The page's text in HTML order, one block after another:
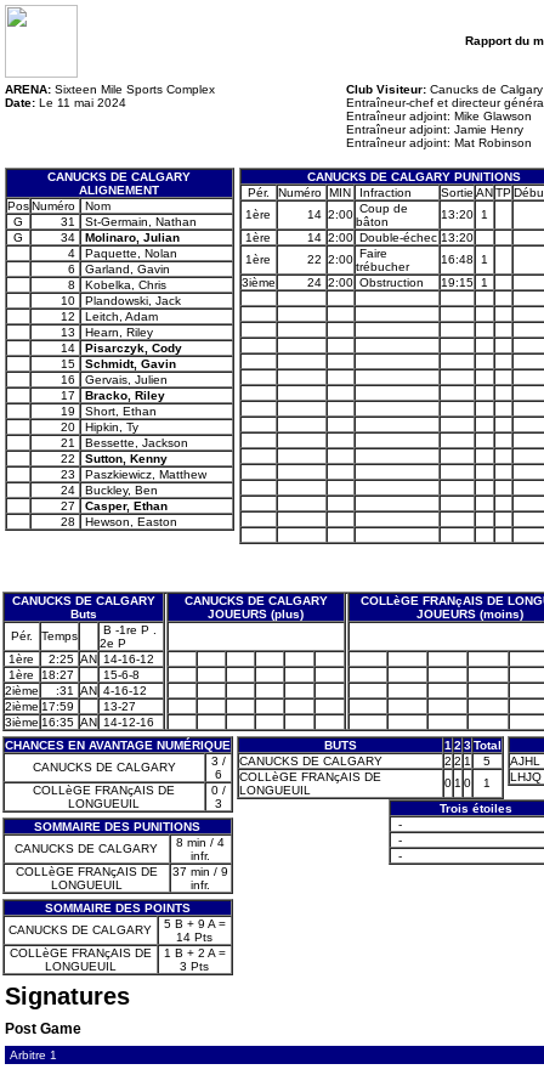
Rapport du
ARENA: Sixteen Mile Sports Complex
Date: Le 11 mai 2024
Club Visiteur: Canucks de Calgary
Entraîneur-chef et directeur
Entraîneur adjoint: Mike Glawson
Entraîneur adjoint: Jamie Henry
Entraîneur adjoint: Mat Robinson
CANUCKS DE CALGARY
ALIGNEMENT
PosNuméro
Nom
G
31
St-Germain, Nathan
G
34
Molinaro, Julian
4
Paquette, Nolan
6
Garland, Gavin
8
Kobelka, Chris
10
Plandowski, Jack
12
Leitch, Adam
13
Hearn, Riley
14
Pisarczyk, Cody
15
Schmidt, Gavin
16
Gervais, Julien
17
Bracko, Riley
19
Short, Ethan
20
Hipkin, Ty
21
Bessette, Jackson
22
Sutton, Kenny
23
Paszkiewicz, Matthew
24
Buckley, Ben
27
Casper, Ethan
28
Hewson, Easton
CANUCKS DE CALGARY PUNITIONS
Pér.
Numéro MIN Infraction Sortie ANTP
1ère
14 2:00 Coup de
bâton
13:20
1
1ère
14 2:00 Double-échec 13:20
1ère
22 2:00 Faire
trébucher
16:48
1
3ième
24 2:00 Obstruction 19:15 1
CANUCKS DE CALGARY
Buts
CANUCKS DE CALGARY
JOUEURS (plus)
COLLèGE FRANçAIS DE
JOUEURS (moins)
Pér.
Temps
B -1re P .
2e P
1ère
2:25 AN 14-16-12
1ère
18:27
15-6-8
2ième
:31 AN 4-16-12
2ième 17:59
13-27
3ième 16:35 AN 14-12-16
CHANCES EN AVANTAGE NUMÉRIQUE
CANUCKS DE CALGARY
3 /
6
COLLèGE FRANçAIS DE
LONGUEUIL
0 /
3
SOMMAIRE DES PUNITIONS
CANUCKS DE CALGARY
8 min / 4
infr.
COLLèGE FRANçAIS DE
LONGUEUIL
37 min / 9
infr.
SOMMAIRE DES POINTS
CANUCKS DE CALGARY
5 B + 9 A =
14 Pts
COLLèGE FRANçAIS DE
LONGUEUIL
1 B + 2 A =
3 Pts
BUTS 1 2 3Total
CANUCKS DE CALGARY
2 2 1
5
COLLèGE FRANçAIS DE
LONGUEUIL
0 1 0 1
AJHL
Trois étoiles
-
-
-
Signatures
Post Game
Arbitre 1